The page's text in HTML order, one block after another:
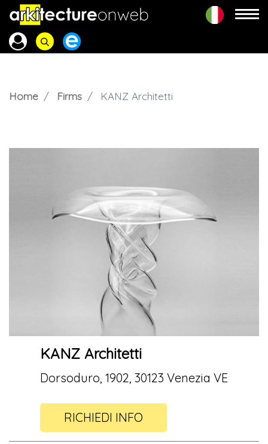
Home Firms KANZ Architetti
KANZ Architetti
Dorsoduro, 1902, 30123 Venezia VE
RICHIEDI INFO